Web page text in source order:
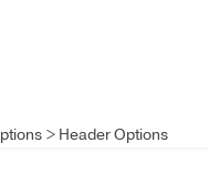
> Header Options